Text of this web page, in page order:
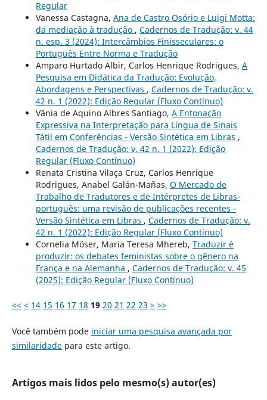
Regular
Vanessa Castagna, Ana de Castro Osório e Luigi Motta:
da mediação à tradução , Cadernos de Tradução: v. 44
n. esp. 3 (2024): Intercâmbios Finisseculares: o
Português Entre Norma e Tradução
Amparo Hurtado Albir, Carlos Henrique Rodrigues, A
Pesquisa em Didática da Tradução: Evolução,
Abordagens e Perspectivas , Cadernos de Tradução: v.
42 n. 1 (2022): Edição Regular (Fluxo Contínuo)
Vânia de Aquino Albres Santiago, A Entonação
Expressiva na Interpretação para Língua de Sinais
Tátil em Conferências - Versão Sintética em Libras ,
Cadernos de Tradução: v. 42 n. 1 (2022): Edição
Regular (Fluxo Contínuo)
Renata Cristina Vilaça Cruz, Carlos Henrique
Rodrigues, Anabel Galán-Mañas, O Mercado de
Trabalho de Tradutores e de Intérpretes de Libras-
português: uma revisão de publicações recentes -
Versão Sintética em Libras , Cadernos de Tradução: v.
42 n. 1 (2022): Edição Regular (Fluxo Contínuo)
Cornelia Möser, Maria Teresa Mhereb, Traduzir é
produzir: os debates feministas sobre o gênero na
França e na Alemanha , Cadernos de Tradução: v. 45
(2025): Edição Regular (Fluxo Contínuo)
<< < 14 15 16 17 18 19 20 21 22 23 > >>
Você também pode iniciar uma pesquisa avançada por
similaridadepara este artigo.
Artigos mais lidos pelo mesmo(s) autor(es)